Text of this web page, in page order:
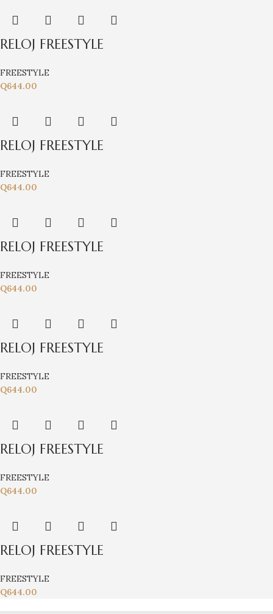
RELOJ FREESTYLE
FREESTYLE
Q644.00
RELOJ FREESTYLE
FREESTYLE
Q644.00
RELOJ FREESTYLE
FREESTYLE
Q644.00
RELOJ FREESTYLE
FREESTYLE
Q644.00
RELOJ FREESTYLE
FREESTYLE
Q644.00
RELOJ FREESTYLE
FREESTYLE
Q644.00